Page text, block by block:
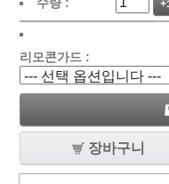
리모콘가드 :
장바구니